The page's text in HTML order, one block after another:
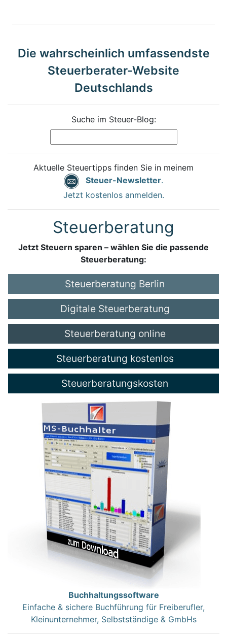
Die wahrscheinlich umfassendste
Steuerberater-Website
Deutschlands
Suche im Steuer-Blog:
Aktuelle Steuertipps finden Sie in meinem
Steuer-Newsletter.
Jetzt kostenlos anmelden.
Steuerberatung
Jetzt Steuern sparen – wählen Sie die passende
Steuerberatung:
Steuerberatung Berlin
Digitale Steuerberatung
Steuerberatung online
Steuerberatung kostenlos
Steuerberatungskosten
Buchhaltungssoftware
Einfache & sichere Buchführung für Freiberufler,
Kleinunternehmer, Selbstständige & GmbHs